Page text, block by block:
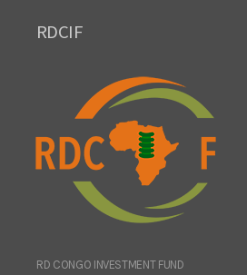
RDCIF
RD CONGO INVESTMENT FUND